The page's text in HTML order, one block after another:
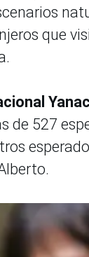
que
de 527